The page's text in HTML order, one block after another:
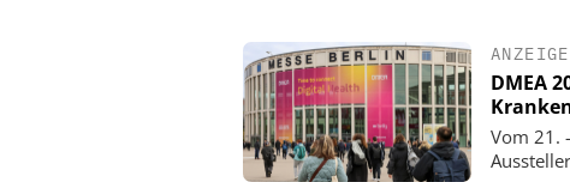
ANZEIGE
DMEA
Vom 21.